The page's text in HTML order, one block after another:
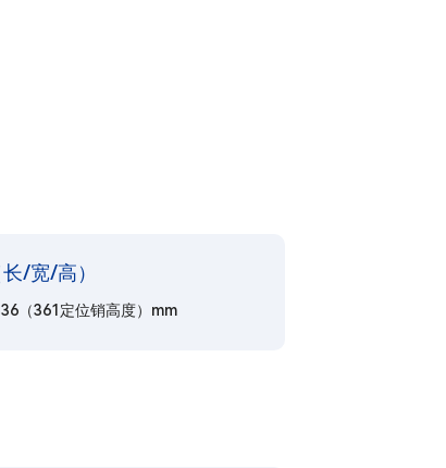
/宽/高）
（361定位销高度）mm